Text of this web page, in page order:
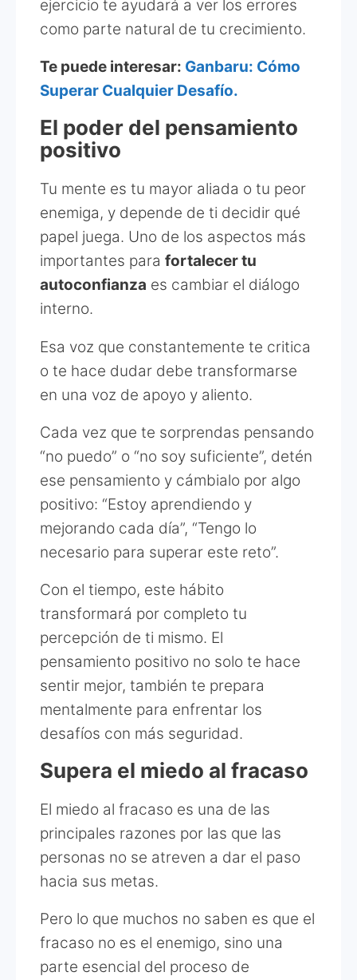
ejercicio te ayudará a ver los errores
como parte natural de tu crecimiento.
Te puede interesar: Ganbaru: Cómo
Superar Cualquier Desafío.
El poder del pensamiento
positivo
Tu mente es tu mayor aliada o tu peor
enemiga, y depende de ti decidir qué
papel juega. Uno de los aspectos más
importantes para fortalecer tu
autoconfianza es cambiar el diálogo
interno.
Esa voz que constantemente te critica
o te hace dudar debe transformarse
en una voz de apoyo y aliento.
Cada vez que te sorprendas pensando
“no puedo” o “no soy suficiente”, detén
ese pensamiento y cámbialo por algo
positivo: “Estoy aprendiendo y
mejorando cada día”, “Tengo lo
necesario para superar este reto”.
Con el tiempo, este hábito
transformará por completo tu
percepción de ti mismo. El
pensamiento positivo no solo te hace
sentir mejor, también te prepara
mentalmente para enfrentar los
desafíos con más seguridad.
Supera el miedo al fracaso
El miedo al fracaso es una de las
principales razones por las que las
personas no se atreven a dar el paso
hacia sus metas.
Pero lo que muchos no saben es que el
fracaso no es el enemigo, sino una
parte esencial del proceso de